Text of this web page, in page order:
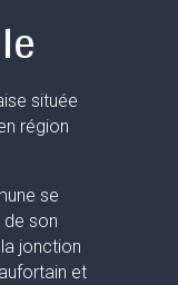
située
région
se
de son
jonction
et